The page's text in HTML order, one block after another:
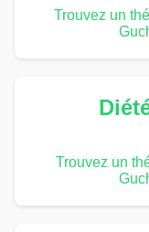
Trouvez un
Trouvez un